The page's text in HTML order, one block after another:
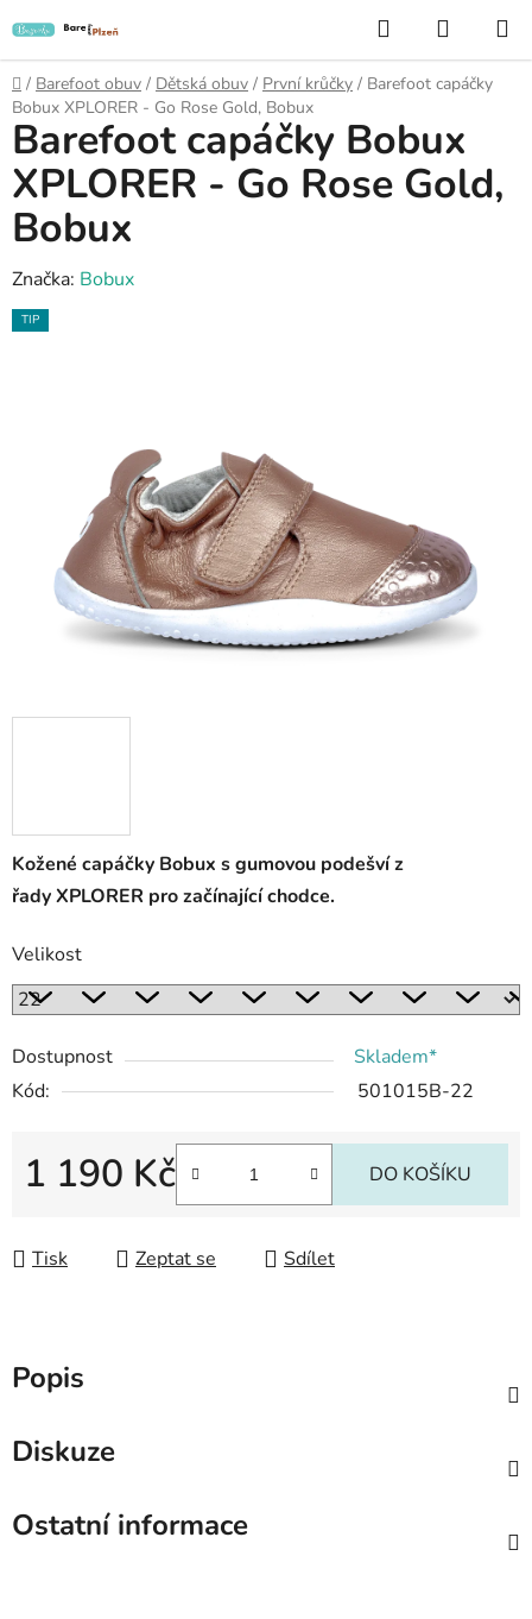
na
obsah
Hledat
KOŠÍK
Domů
/ Barefoot obuv / Dětská obuv / První krůčky / Barefoot capáčky
Bobux XPLORER - Go Rose Gold, Bobux
Kožené capáčky Bobux s gumovou podešví z
řady XPLORER pro začínající chodce.
Velikost
Dostupnost
Skladem*
Kód:
501015B-22
1 190 Kč DO KOŠÍKU
Tisk Zeptat se Sdílet
Barefoot capáčky Bobux
XPLORER - Go Rose Gold,
Bobux
Značka: Bobux
TIP
Popis
Diskuze
Ostatní informace